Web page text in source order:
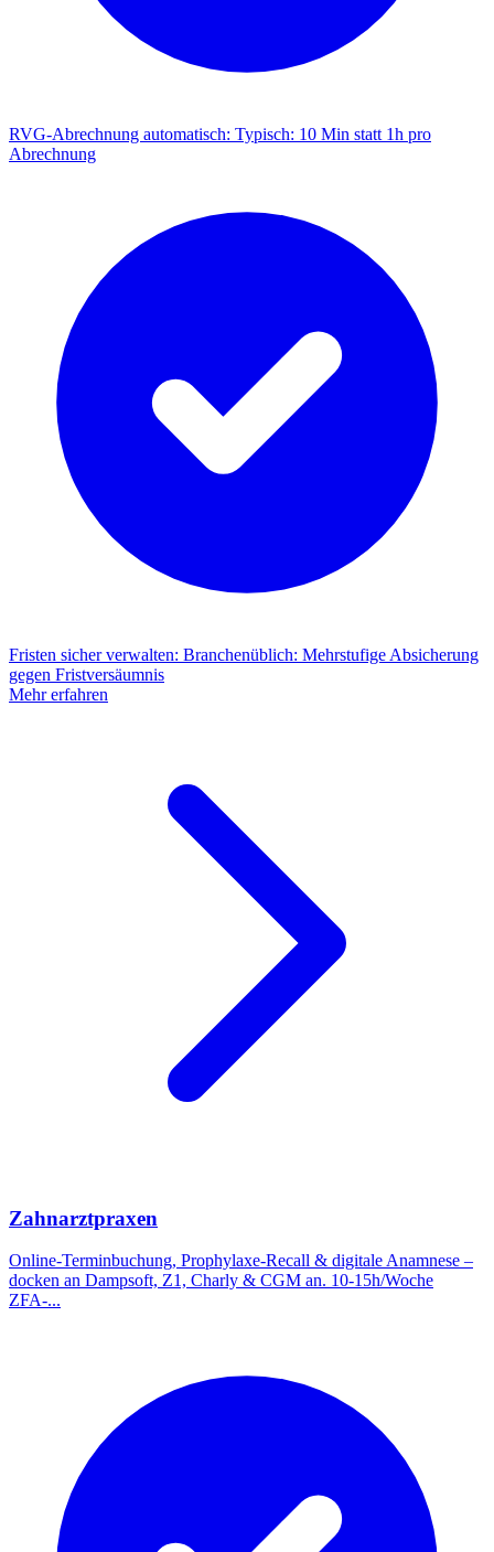
RVG-Abrechnung automatisch: Typisch: 10 Min statt 1h pro
Abrechnung
Fristen sicher verwalten: Branchenüblich: Mehrstufige Absicherung
gegen Fristversäumnis
Mehr erfahren
Zahnarztpraxen
Online-Terminbuchung, Prophylaxe-Recall & digitale Anamnese –
docken an Dampsoft, Z1, Charly & CGM an. 10-15h/Woche
ZFA-...